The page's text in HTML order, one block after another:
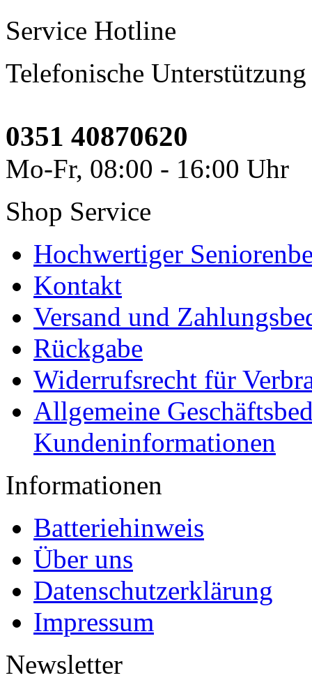
Service Hotline
Telefonische
0351 40870620
Mo-Fr, 08:00 - 16:00 Uhr
Shop Service
Hochwertiger
Kontakt
Versand und
Rückgabe
Widerrufsrecht für
Allgemeine
Kundeninformationen
Informationen
Batteriehinweis
Über uns
Datenschutzerklärung
Impressum
Newsletter